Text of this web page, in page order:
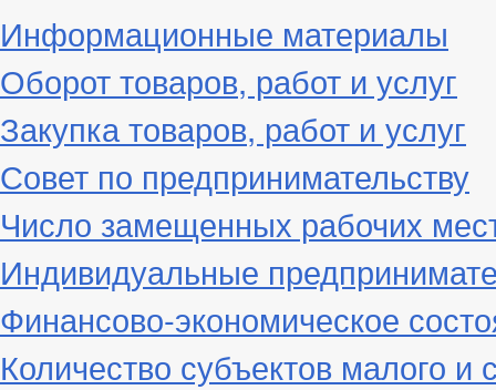
Информационные материалы
Оборот товаров, работ и услуг
Закупка товаров, работ и услуг
Совет по предпринимательству
Число замещенных рабочих
Индивидуальные
Финансово-экономическое
Количество субъектов малого и